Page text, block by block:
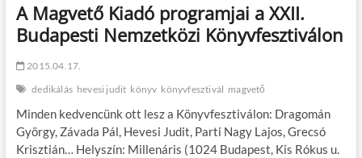
A Magvető Kiadó programjai a XXII.
Budapesti Nemzetközi Könyvfesztiválon
2015.04.17.
dedikálás hevesi judit könyv könyvfesztivál magvető
Minden kedvencünk ott lesz a Könyvfesztiválon: Dragomán
György, Závada Pál, Hevesi Judit, Parti Nagy Lajos, Grecsó
Krisztián… Helyszín: Millenáris (1024 Budapest, Kis Rókus u.